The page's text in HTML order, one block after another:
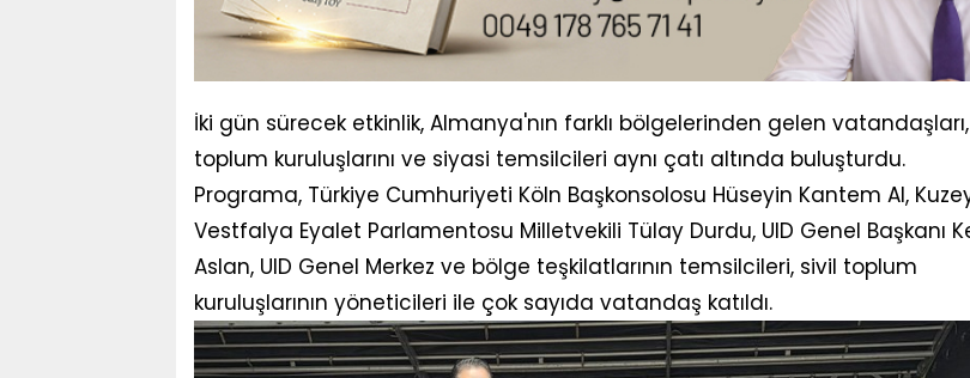
İki gün sürecek etkinlik, Almanya'nın farklı bölgelerinden gelen
toplum kuruluşlarını ve siyasi temsilcileri aynı çatı altında buluşturdu.
Programa, Türkiye Cumhuriyeti Köln Başkonsolosu Hüseyin Kantem Al,
Vestfalya Eyalet Parlamentosu Milletvekili Tülay Durdu, UID Genel Başkanı
Aslan, UID Genel Merkez ve bölge teşkilatlarının temsilcileri, sivil toplum
kuruluşlarının yöneticileri ile çok sayıda vatandaş katıldı.